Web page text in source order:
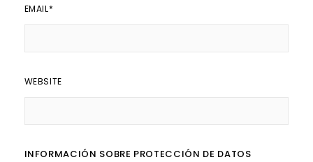
EMAIL*
WEBSITE
INFORMACIÓN SOBRE PROTECCIÓN DE DATOS